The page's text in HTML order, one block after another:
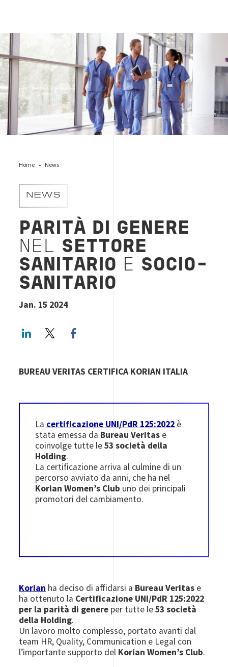
people-working.hospital
Home News
NEWS
PARITÀ DI GENERE
NEL SETTORE
SANITARIO E SOCIO-
SANITARIO
Jan. 15 2024
LinkedInTwitter
BUREAU VERITAS CERTIFICA KORIAN ITALIA
La certificazione UNI/PdR 125:2022 è
stata emessa da Bureau Veritas e
coinvolge tutte le53 società della
Holding.
La certificazione arriva al culmine di un
percorso avviato da anni, che ha nel
Korian Women’s Club uno dei principali
promotori del cambiamento.
Korian ha deciso di affidarsi a Bureau Veritas e
ha ottenuto la Certificazione UNI/PdR 125:2022
per la parità di genere per tutte le53 società
della Holding.
Un lavoro molto complesso, portato avanti dal
team HR, Quality, Communication e Legal con
l’importante supporto del Korian Women’s Club.